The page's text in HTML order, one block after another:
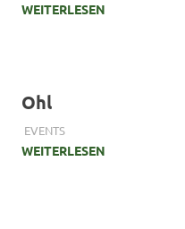
WEITERLESEN
Ohl
30. MÄRZ 2024
SIMONE SCHMIDT
EVENTS
WEITERLESEN